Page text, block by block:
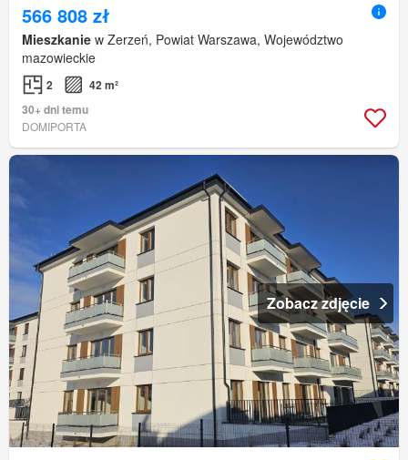
566 808 zł
Mieszkanie w Zerzeń, Powiat Warszawa, Województwo
mazowieckie
2
42 m²
30+ dni temu
DOMIPORTA
Zobacz zdjęcie